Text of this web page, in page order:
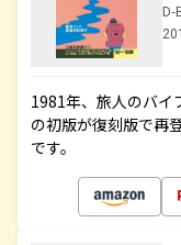
D-
1981年、旅人のバイ
の初版が復刻版で再
です。